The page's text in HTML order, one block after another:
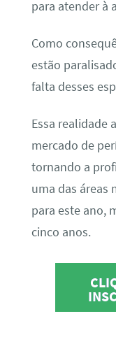
para atender à
Como
estão
falta desses
Essa realidade
mercado de
tornando a
uma das áreas
para este ano,
cinco anos.